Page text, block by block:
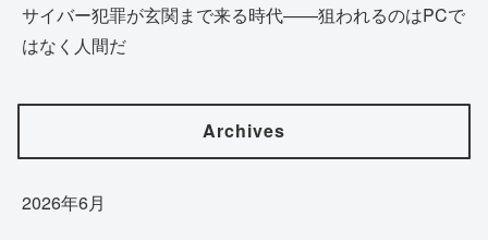
サイバー犯罪が玄関まで来る時代——狙われるのはPCで
はなく人間だ
Archives
2026年6月